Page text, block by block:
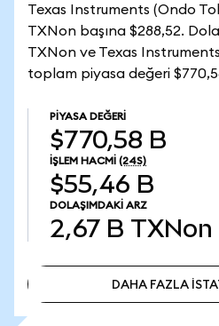
Texas Instruments (Ondo
TXNon başına $288,52.
TXNon ve Texas
toplam piyasa değeri
PIYASA DEĞERI
$770,58 B
İŞLEM HACMI (24S)
$55,46 B
DOLAŞIMDAKI ARZ
2,67 B TXNon
DAHA FAZLA